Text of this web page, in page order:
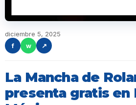
diciembre 5, 2025
f
w ↗
La Mancha de
presenta gratis en